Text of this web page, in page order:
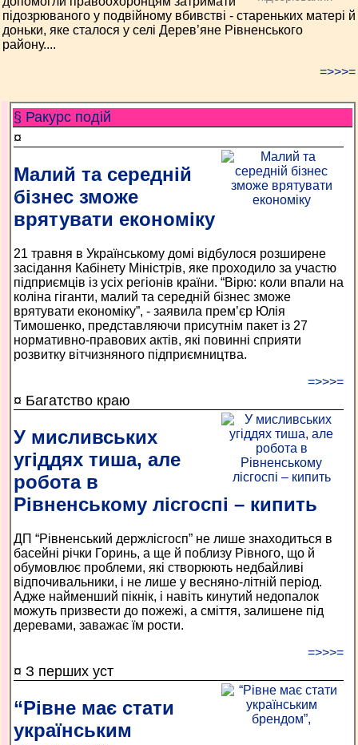
підозрюваного у подвійному вбивстві - стареньких матері й
доньки, яке сталося у селі Дерев’яне Рівненського
району....
=>>>=
§ Ракурс подій
¤
Малий та середній
бізнес зможе
врятувати економіку
21 травня в Українському домі відбулося розширене
засідання Кабінету Міністрів, яке проходило за участю
підприємців із усіх регіонів країни. “Вірю: коли впали на
коліна гіганти, малий та середній бізнес зможе
врятувати економіку”, - заявила прем’єр Юлія
Тимошенко, представляючи присутнім пакет із 27
нормативно-правових актів, які повинні сприяти
розвитку вітчизняного підприємництва.
=>>>=
¤ Багатство краю
У мисливських
угіддях тиша, але
робота в
Рівненському лісгоспі – кипить
ДП “Рівненський держлісгосп” не лише знаходиться в
басейні річки Горинь, а ще й поблизу Рівного, що й
обумовлює проблеми, які створюють недбайливі
відпочивальники, і не лише у весняно-літній період.
Адже найменший пікнік, і навіть кинутий недопалок
можуть призвести до пожежі, а сміття, залишене під
деревами, заважає їм рости.
=>>>=
¤ З перших уст
“Рівне має стати
українським